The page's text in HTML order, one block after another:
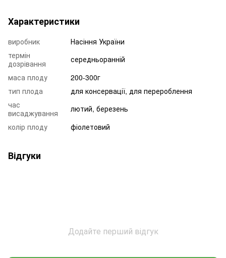
Характеристики
виробник
Насіння України
термін
дозрівання
середньоранній
маса плоду
200-300г
тип плода
для консервації, для перероблення
час
висаджування
лютий, березень
колір плоду
фіолетовий
Відгуки
Додайте перший відгук